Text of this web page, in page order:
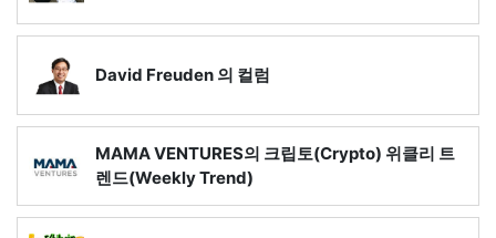
David Freuden 의 컬럼
MAMA VENTURES의 크립토(Crypto) 위클리 트
렌드(Weekly Trend)